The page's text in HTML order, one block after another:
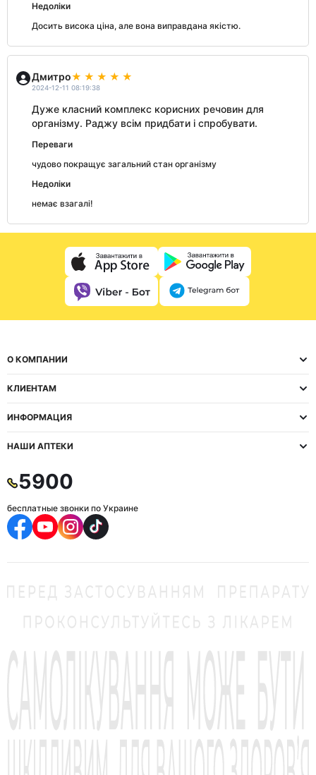
Недоліки
Досить висока ціна, але вона виправдана якістю.
Дмитро
2024-12-11 08:19:38
Дуже класний комплекс корисних речовин для
організму. Раджу всім придбати і спробувати.
Переваги
чудово покращує загальний стан організму
Недоліки
немає взагалі!
О КОМПАНИИ
КЛИЕНТАМ
ИНФОРМАЦИЯ
НАШИ АПТЕКИ
5900
бесплатные звонки по Украине